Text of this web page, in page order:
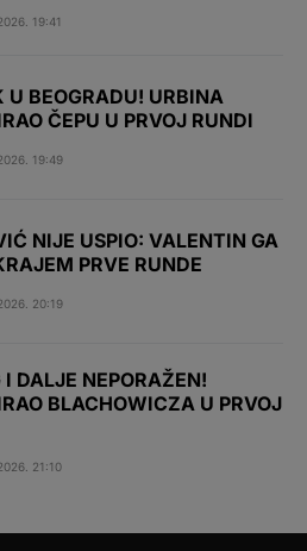
19:41
U BEOGRADU! URBINA
ČEPU U PRVOJ RUNDI
19:49
NIJE USPIO: VALENTIN GA
PRVE RUNDE
20:19
I DALJE NEPORAŽEN!
BLACHOWICZA U PRVOJ
21:10